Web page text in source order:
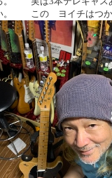
。 この ヨイチはつか